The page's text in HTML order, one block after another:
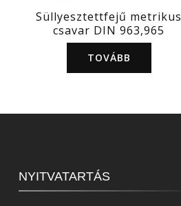
Süllyesztettfejű metrikus
csavar DIN 963,965
TOVÁBB
NYITVATARTÁS